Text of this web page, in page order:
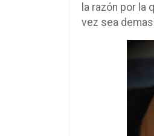
la razón por
vez sea